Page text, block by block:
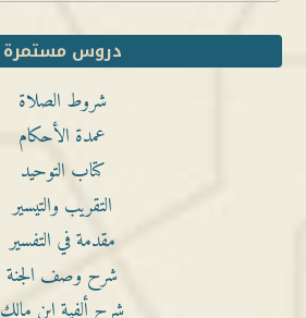
دروس مستمرة
شروط الصلاة
عمدة الأحكام
كتاب التوحيد
التقريب والتيسير
مقدمة في التفسير
شرح وصف الجنة
شرح ألفية ابن مالك